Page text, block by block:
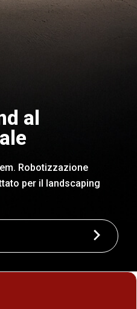
al
Robotizzazione
per il landscaping